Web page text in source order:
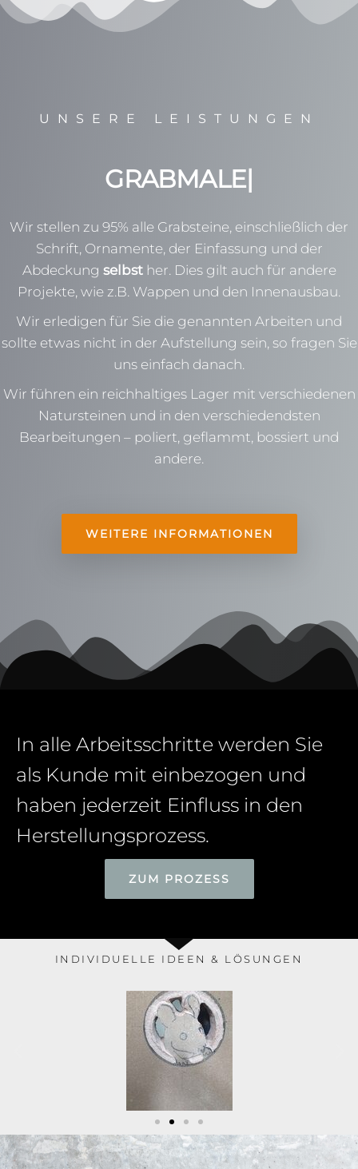
UNSERE LEISTUNGEN
GRABMALE|
Wir stellen zu 95% alle Grabsteine, einschließlich der
Schrift, Ornamente, der Einfassung und der
Abdeckung selbsther. Dies gilt auch für andere
Projekte, wie z.B. Wappen und den Innenausbau.
Wir erledigen für Sie die genannten Arbeiten und
sollte etwas nicht in der Aufstellung sein, so fragen Sie
uns einfach danach.
Wir führen ein reichhaltiges Lager mit verschiedenen
Natursteinen und in den verschiedendsten
Bearbeitungen – poliert, geflammt, bossiert und
andere.
WEITERE INFORMATIONEN
In alle Arbeitsschritte werden Sie
als Kunde mit einbezogen und
haben jederzeit Einfluss in den
Herstellungsprozess.
ZUM PROZESS
INDIVIDUELLE IDEEN & LÖSUNGEN